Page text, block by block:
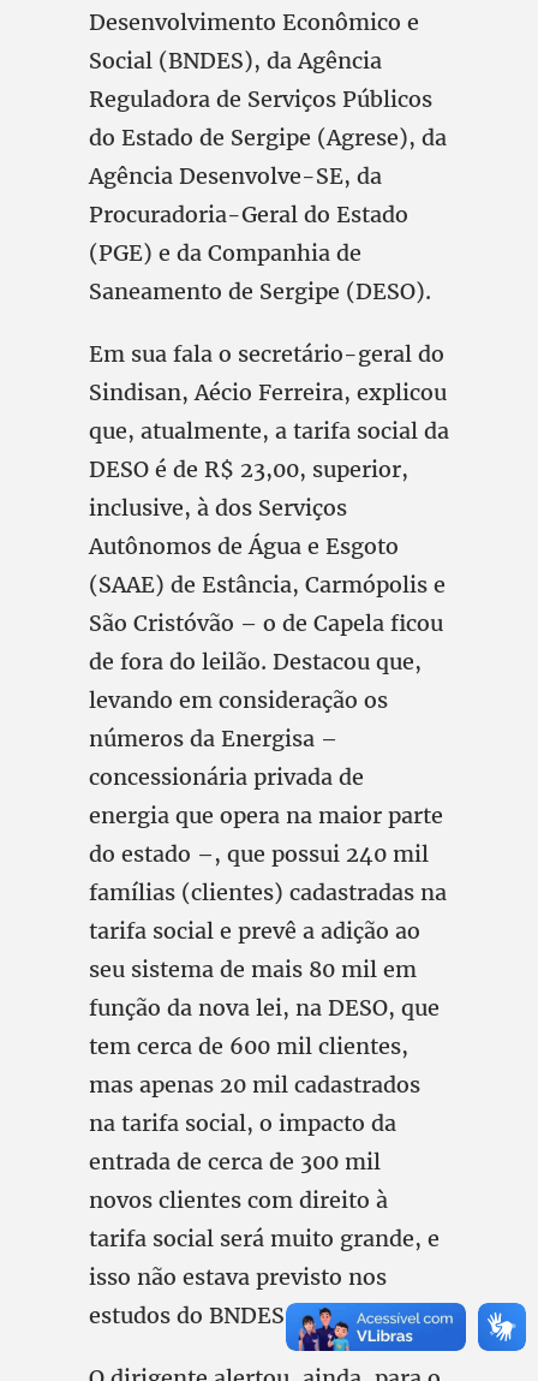
Desenvolvimento Econômico e
Social (BNDES), da Agência
Reguladora de Serviços Públicos
do Estado de Sergipe (Agrese), da
Agência Desenvolve-SE, da
Procuradoria-Geral do Estado
(PGE) e da Companhia de
Saneamento de Sergipe (DESO).
Em sua fala o secretário-geral do
Sindisan, Aécio Ferreira, explicou
que, atualmente, a tarifa social da
DESO é de R$ 23,00, superior,
inclusive, à dos Serviços
Autônomos de Água e Esgoto
(SAAE) de Estância, Carmópolis e
São Cristóvão – o de Capela ficou
de fora do leilão. Destacou que,
levando em consideração os
números da Energisa –
concessionária privada de
energia que opera na maior parte
do estado –, que possui 240 mil
famílias (clientes) cadastradas na
tarifa social e prevê a adição ao
seu sistema de mais 80 mil em
função da nova lei, na DESO, que
tem cerca de 600 mil clientes,
mas apenas 20 mil cadastrados
na tarifa social, o impacto da
entrada de cerca de 300 mil
novos clientes com direito à
tarifa social será muito grande, e
isso não estava previsto nos
estudos do BNDES.